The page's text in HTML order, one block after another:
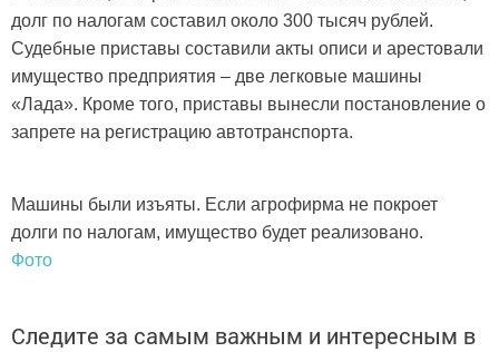
долг по налогам составил около 300 тысяч рублей.
Судебные приставы составили акты описи и арестовали
имущество предприятия – две легковые машины
«Лада». Кроме того, приставы вынесли постановление о
запрете на регистрацию автотранспорта.
Машины были изъяты. Если агрофирма не покроет
долги по налогам, имущество будет реализовано.
Фото
Следите за самым важным и интересным в